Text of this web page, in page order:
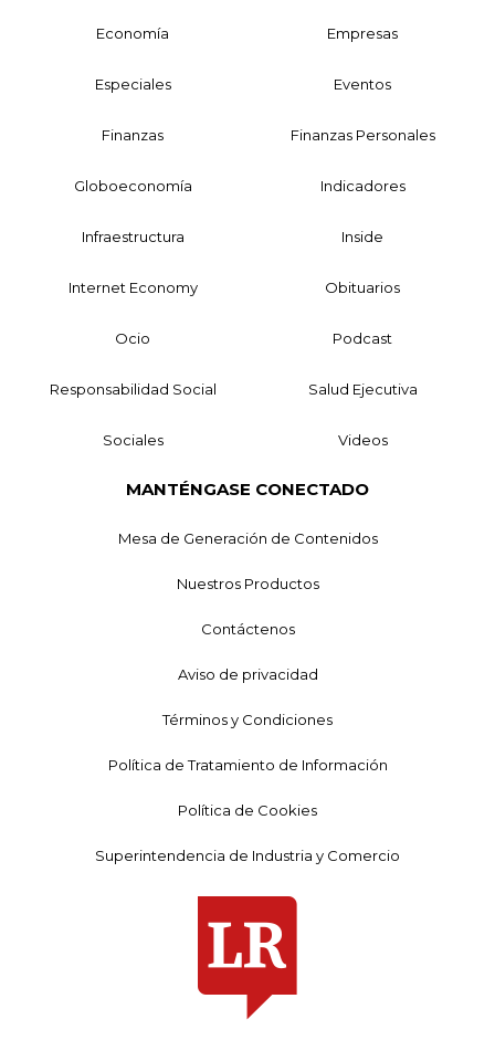
Economía Empresas
Especiales Eventos
Finanzas Finanzas Personales
Globoeconomía Indicadores
Infraestructura Inside
Internet Economy Obituarios
Ocio Podcast
Responsabilidad Social Salud Ejecutiva
Sociales Videos
MANTÉNGASE CONECTADO
Mesa de Generación de Contenidos
Nuestros Productos
Contáctenos
Aviso de privacidad
Términos y Condiciones
Política de Tratamiento de Información
Política de Cookies
Superintendencia de Industria y Comercio